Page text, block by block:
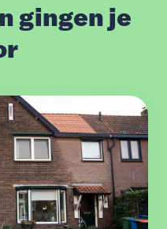
gingen je